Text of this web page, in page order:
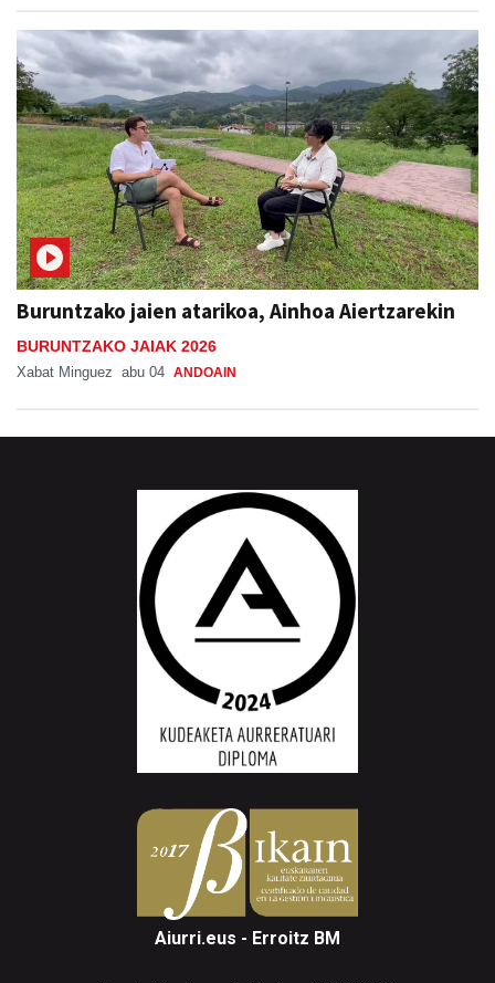
Buruntzako jaien atarikoa, Ainhoa Aiertzarekin
BURUNTZAKO JAIAK 2026
Xabat Minguez abu 04 ANDOAIN
Aiurri.eus - Erroitz BM